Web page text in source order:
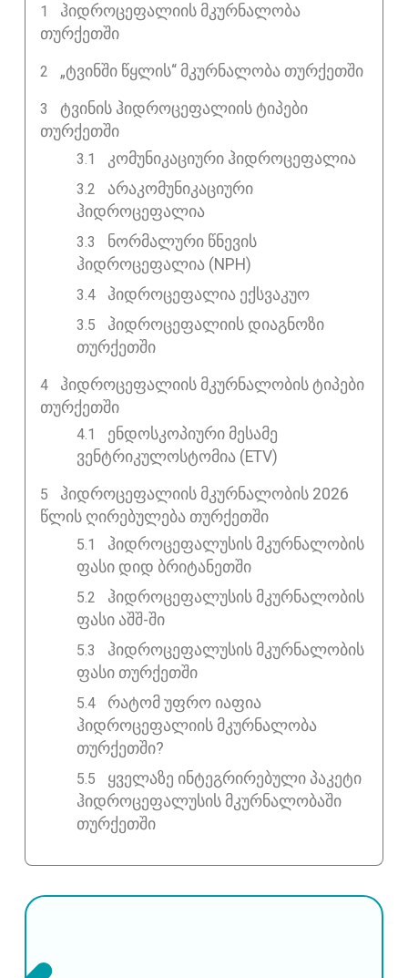
ᲰᲘᲓᲠᲝᲪᲔᲤᲐᲚᲘᲘᲡ ᲛᲙᲣᲠᲜᲐᲚᲝᲑᲐ
ᲗᲣᲠᲥᲔᲗᲨᲘ
„ᲢᲕᲘᲜᲨᲘ ᲬᲧᲚᲘᲡ“ ᲛᲙᲣᲠᲜᲐᲚᲝᲑᲐ ᲗᲣᲠᲥᲔᲗᲨᲘ
ᲢᲕᲘᲜᲘᲡ ᲰᲘᲓᲠᲝᲪᲔᲤᲐᲚᲘᲘᲡ ᲢᲘᲞᲔᲑᲘ
ᲗᲣᲠᲥᲔᲗᲨᲘ
კომუნიკაციური ჰიდროცეფალია
არაკომუნიკაციური
ჰიდროცეფალია
ნორმალური წნევის
ჰიდროცეფალია (NPH)
ჰიდროცეფალია ექსვაკუო
ჰიდროცეფალიის დიაგნოზი
თურქეთში
ᲰᲘᲓᲠᲝᲪᲔᲤᲐᲚᲘᲘᲡ ᲛᲙᲣᲠᲜᲐᲚᲝᲑᲘᲡ ᲢᲘᲞᲔᲑᲘ
ᲗᲣᲠᲥᲔᲗᲨᲘ
ენდოსკოპიური მესამე
ვენტრიკულოსტომია (ETV)
ᲰᲘᲓᲠᲝᲪᲔᲤᲐᲚᲘᲘᲡ ᲛᲙᲣᲠᲜᲐᲚᲝᲑᲘᲡ 2026
ᲬᲚᲘᲡ ᲦᲘᲠᲔᲑᲣᲚᲔᲑᲐ ᲗᲣᲠᲥᲔᲗᲨᲘ
ჰიდროცეფალუსის მკურნალობის
ფასი დიდ ბრიტანეთში
ჰიდროცეფალუსის მკურნალობის
ფასი აშშ-ში
ჰიდროცეფალუსის მკურნალობის
ფასი თურქეთში
რატომ უფრო იაფია
ჰიდროცეფალიის მკურნალობა
თურქეთში?
ყველაზე ინტეგრირებული პაკეტი
ჰიდროცეფალუსის მკურნალობაში
თურქეთში